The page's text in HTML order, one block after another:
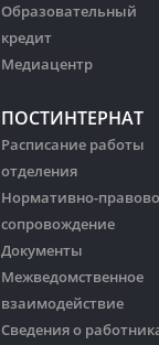
Образовательный
кредит
Медиацентр
ПОСТИНТЕРНАТ
Расписание работы
отделения
Нормативно-
сопровождение
Документы
Межведомственное
взаимодействие
Сведения о